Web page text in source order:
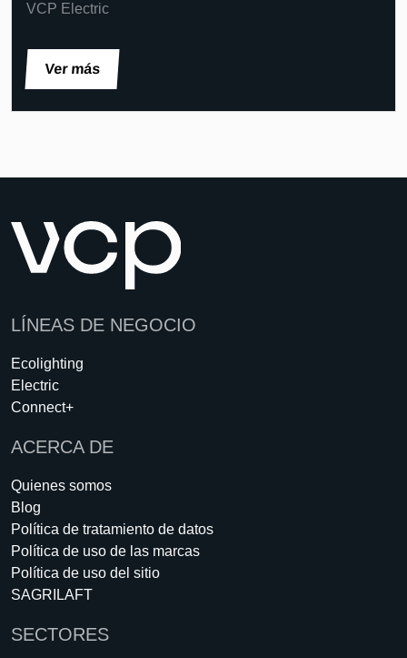
VCP Electric
Ver más
LÍNEAS DE NEGOCIO
Ecolighting
Electric
Connect+
ACERCA DE
Quienes somos
Blog
Política de tratamiento de datos
Política de uso de las marcas
Política de uso del sitio
SAGRILAFT
SECTORES